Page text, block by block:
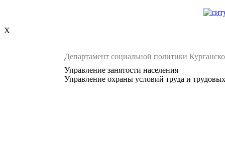
X
Департамент социальной политики
Управление занятости населения
Управление охраны условий труда и